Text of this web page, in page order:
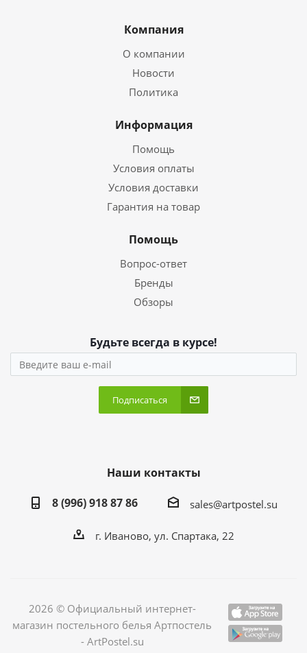
Компания
О компании
Новости
Политика
Информация
Помощь
Условия оплаты
Условия доставки
Гарантия на товар
Помощь
Вопрос-ответ
Бренды
Обзоры
Будьте всегда в курсе!
Подписаться
Наши контакты
8 (996) 918 87 86
sales@artpostel.su
г. Иваново, ул. Спартака, 22
2026 © Официальный интернет-
магазин постельного белья Артпостель
- ArtPostel.su